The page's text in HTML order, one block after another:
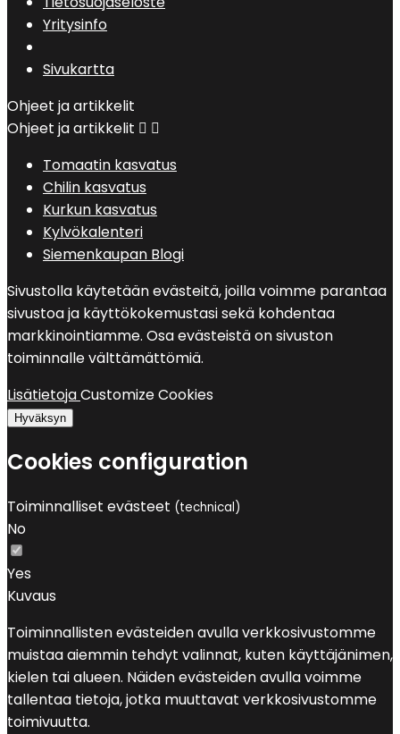
Yritysinfo
Sivukartta
Ohjeet ja artikkelit
Ohjeet ja artikkelit  
Tomaatin kasvatus
Chilin kasvatus
Kurkun kasvatus
Kylvökalenteri
Siemenkaupan Blogi
Sivustolla käytetään evästeitä, joilla voimme parantaa
sivustoa ja käyttökokemustasi sekä kohdentaa
markkinointiamme. Osa evästeistä on sivuston
toiminnalle välttämättömiä.
LisätietojaCustomize Cookies
Hyväksyn
Cookies configuration
Toiminnalliset evästeet (technical)
No
Yes
Kuvaus
Toiminnallisten evästeiden avulla verkkosivustomme
muistaa aiemmin tehdyt valinnat, kuten käyttäjänimen,
kielen tai alueen. Näiden evästeiden avulla voimme
tallentaa tietoja, jotka muuttavat verkkosivustomme
toimivuutta.